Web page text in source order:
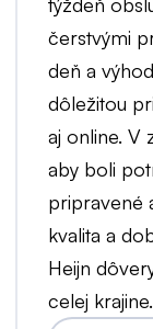
čerstvými
deň a
dôležitou
aj online. V
aby boli
pripravené
kvalita a
Heijn
celej krajine.